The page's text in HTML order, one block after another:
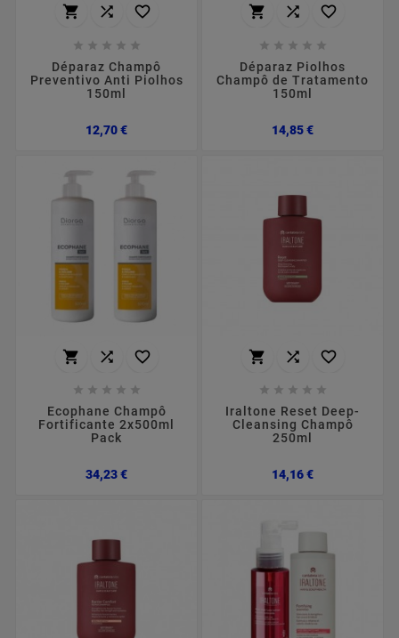
  
    
Déparaz Champô
Preventivo Anti Piolhos
150ml
12,70 €Preço
  
    
Déparaz Piolhos
Champô de Tratamento
150ml
14,85 €Preço
  
    
Ecophane Champô
Fortificante 2x500ml
Pack
34,23 €Preço
  
    
Iraltone Reset Deep-
Cleansing Champô
250ml
14,16 €Preço